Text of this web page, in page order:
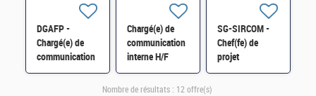
DGAFP -
Chargé(e) de
communication
(Mission
Chargé(e) de
communication
interne H/F
SG-SIRCOM -
Chef(fe) de
projet
préfiguration
Nombre de résultats : 12 offre(s)